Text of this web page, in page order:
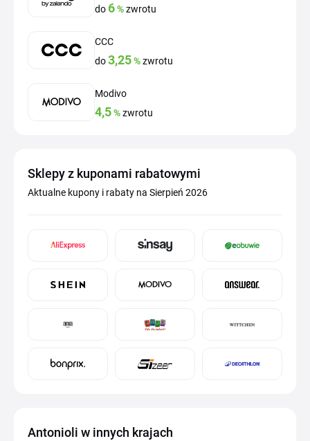
do 6%zwrotu
CCC
do3,25%zwrotu
Modivo
4,5%zwrotu
Sklepy z kuponami rabatowymi
Aktualne kupony i rabaty na Sierpień 2026
Antonioli w innych krajach